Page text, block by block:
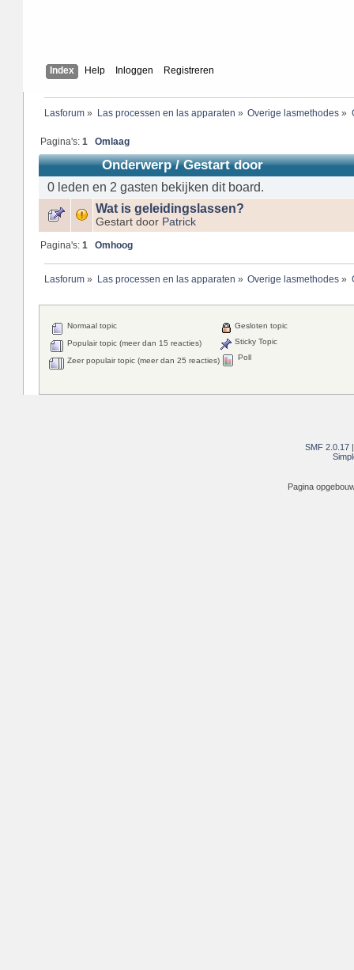
Index Help Inloggen Registreren
Lasforum» Las processen en las apparaten » Overige lasmethodes »
Pagina's:1 Omlaag
Onderwerp/Gestart door
0 leden en 2 gasten bekijken dit board.
Wat is geleidingslassen?
Gestart door Patrick
Pagina's:1 Omhoog
Lasforum» Las processen en las apparaten » Overige lasmethodes »
Normaal topic
Populair topic (meer dan 15 reacties)
Zeer populair topic (meer dan 25 reacties)
Gesloten topic
Sticky Topic
Poll
SMF 2.0.17
Pagina